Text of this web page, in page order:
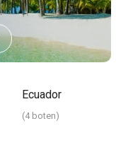
Ecuador
(4 boten)